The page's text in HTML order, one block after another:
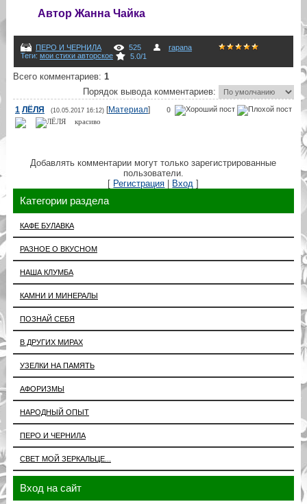
Автор Жанна Чайка
ПЕРО И ЧЕРНИЛА 525
rapana
Теги: мои стихи авторское 5.0/1
Всего комментариев: 1
Порядок вывода комментариев:
0
1 ЛЁЛЯ (10.05.2017 16:12)[Материал]
красиво
Добавлять комментарии могут только зарегистрированные
пользователи.
[ Регистрация | Вход ]
Категории раздела
КАФЕ БУЛАВКА
РАЗНОЕ О ВКУСНОМ
НАША КЛУМБА
КАМНИ И МИНЕРАЛЫ
ПОЗНАЙ СЕБЯ
В ДРУГИХ МИРАХ
УЗЕЛКИ НА ПАМЯТЬ
АФОРИЗМЫ
НАРОДНЫЙ ОПЫТ
ПЕРО И ЧЕРНИЛА
СВЕТ МОЙ ЗЕРКАЛЬЦЕ...
Вход на сайт